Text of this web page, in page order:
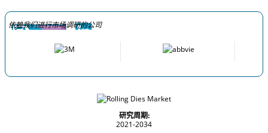
依赖我们进行市场调研的公司
研究周期:
2021-2034